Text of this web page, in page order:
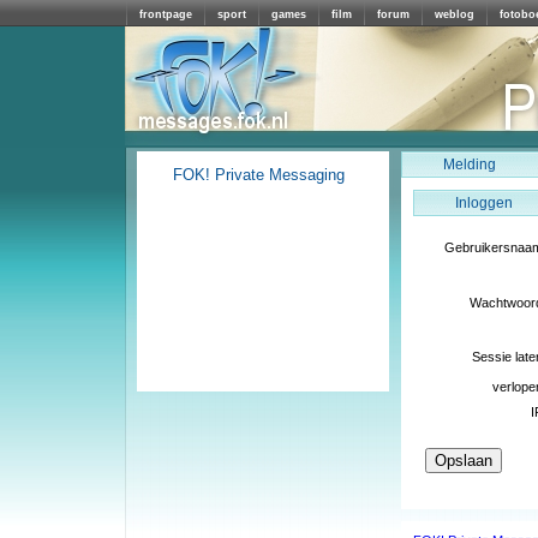
frontpage sport games film forum weblog
Melding
Inloggen
Sessie
FOK! Private Messaging